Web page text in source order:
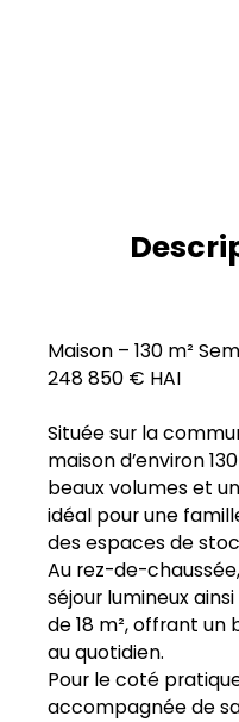
Maison – 130 m²
248 850 € HAI
Située sur la
maison d’environ
beaux volumes et
idéal pour une
des espaces de
Au rez-de-
séjour lumineux
de 18 m², offrant
au quotidien.
Pour le coté
accompagnée de